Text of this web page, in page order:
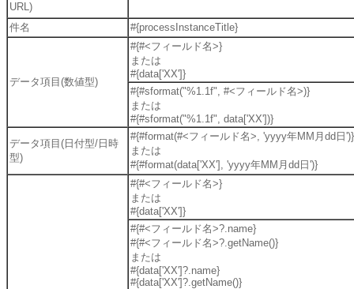
URL)
件名 #{processInstanceTitle}
データ項目(数値型)
#{#<フィールド名>}
または
#{data['XX']}
#{#sformat("%1.1f", #<フィールド名>)}
または
#{#sformat("%1.1f", data['XX'])}
データ項目(日付型/日時
型)
#{#format(#<フィールド名>, 'yyyy年MM月dd日')}
または
#{#format(data['XX'], 'yyyy年MM月dd日')}
#{#<フィールド名>}
または
#{data['XX']}
#{#<フィールド名>?.name}
#{#<フィールド名>?.getName()}
または
#{data['XX']?.name}
#{data['XX']?.getName()}